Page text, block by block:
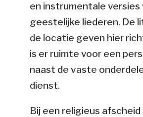
en instrumentale versies
geestelijke liederen. De
de locatie geven hier
is er ruimte voor een
naast de vaste
dienst.
Bij een religieus